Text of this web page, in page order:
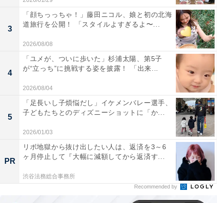
3
「顔ちっっちゃ！」藤田ニコル、娘と初の北海
道旅行を公開！ 「スタイルよすぎるよ〜...
2026/08/08
4
「ユメが、ついに歩いた」杉浦太陽、第5子
が“立っち”に挑戦する姿を披露！ 「出来...
2026/08/04
5
「足長いし子煩悩だし」イケメンバレー選手、
子どもたちとのディズニーショットに「か...
2026/01/03
PR
リボ地獄から抜け出したい人は、返済を3～6
ヶ月停止して『大幅に減額してから返済す...
渋谷法務総合事務所
Recommended by